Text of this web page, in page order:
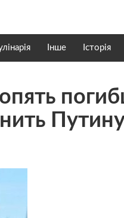
Інше Історія